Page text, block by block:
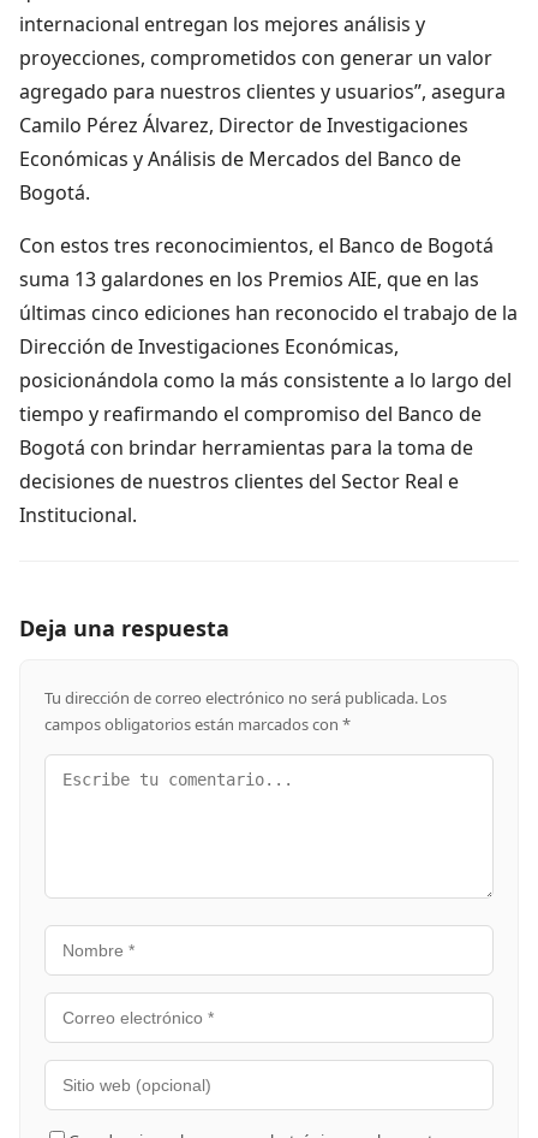
internacional entregan los mejores análisis y
proyecciones, comprometidos con generar un valor
agregado para nuestros clientes y usuarios”, asegura
Camilo Pérez Álvarez, Director de Investigaciones
Económicas y Análisis de Mercados del Banco de
Bogotá.
Con estos tres reconocimientos, el Banco de Bogotá
suma 13 galardones en los Premios AIE, que en las
últimas cinco ediciones han reconocido el trabajo de la
Dirección de Investigaciones Económicas,
posicionándola como la más consistente a lo largo del
tiempo y reafirmando el compromiso del Banco de
Bogotá con brindar herramientas para la toma de
decisiones de nuestros clientes del Sector Real e
Institucional.
Deja una respuesta
Tu dirección de correo electrónico no será publicada. Los
campos obligatorios están marcados con *